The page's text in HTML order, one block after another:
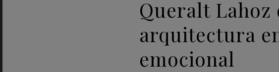
Queralt
arquitectura
emocional